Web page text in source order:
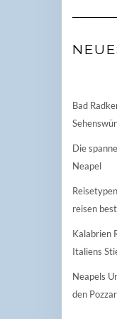
Bad
Die
Neapel
reisen
Kalabrien
Italiens
Neapels
den